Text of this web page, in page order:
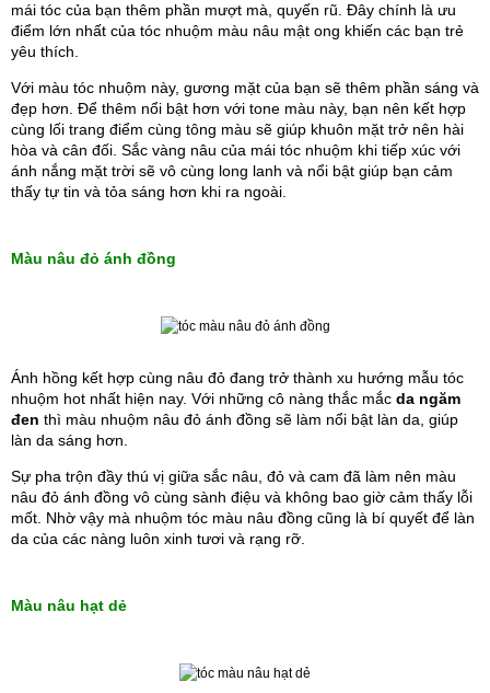
mái tóc của bạn thêm phần mượt mà, quyến rũ. Đây chính là ưu
điểm lớn nhất của tóc nhuộm màu nâu mật ong khiến các bạn trẻ
yêu thích.
Với màu tóc nhuộm này, gương mặt của bạn sẽ thêm phần sáng và
đẹp hơn. Để thêm nổi bật hơn với tone màu này, bạn nên kết hợp
cùng lối trang điểm cùng tông màu sẽ giúp khuôn mặt trở nên hài
hòa và cân đối. Sắc vàng nâu của mái tóc nhuộm khi tiếp xúc với
ánh nắng mặt trời sẽ vô cùng long lanh và nổi bật giúp bạn cảm
thấy tự tin và tỏa sáng hơn khi ra ngoài.
Màu nâu đỏ ánh đồng
Ánh hồng kết hợp cùng nâu đỏ đang trở thành xu hướng mẫu tóc
nhuộm hot nhất hiện nay. Với những cô nàng thắc mắc da ngăm
đen thì màu nhuộm nâu đỏ ánh đồng sẽ làm nổi bật làn da, giúp
làn da sáng hơn.
Sự pha trộn đầy thú vị giữa sắc nâu, đỏ và cam đã làm nên màu
nâu đỏ ánh đồng vô cùng sành điệu và không bao giờ cảm thấy lỗi
mốt. Nhờ vậy mà nhuộm tóc màu nâu đồng cũng là bí quyết để làn
da của các nàng luôn xinh tươi và rạng rỡ.
Màu nâu hạt dẻ